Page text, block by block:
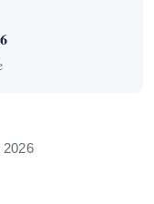
2026